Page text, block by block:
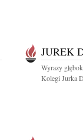
JUREK
Wyrazy
Kolegi Jurka